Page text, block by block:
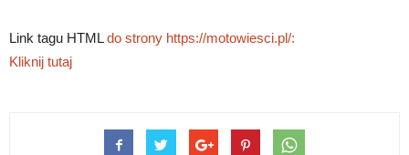
Link tagu HTMLdo strony https://motowiesci.pl/:
Kliknij tutaj